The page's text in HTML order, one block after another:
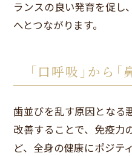
ランスの良い発育を促し
へとつながります。
「口呼吸」から
歯並びを乱す原因となる
改善することで、免疫力
ど、全身の健康にポジテ